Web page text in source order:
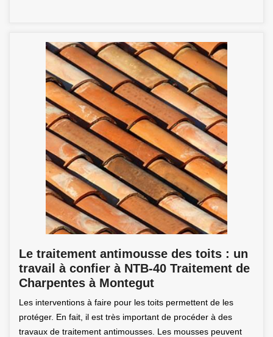
Le traitement antimousse des toits : un
travail à confier à NTB-40 Traitement de
Charpentes à Montegut
Les interventions à faire pour les toits permettent de les
protéger. En fait, il est très important de procéder à des
travaux de traitement antimousses. Les mousses peuvent